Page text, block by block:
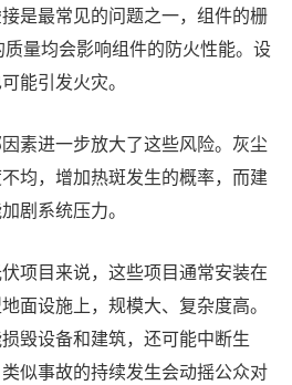
是最常见的问题之一，组件的栅
量均会影响组件的防火性能。设
能引发火灾。
素进一步放大了这些风险。灰尘
均，增加热斑发生的概率，而建
剧系统压力。
项目来说，这些项目通常安装在
面设施上，规模大、复杂度高。
毁设备和建筑，还可能中断生
似事故的持续发生会动摇公众对